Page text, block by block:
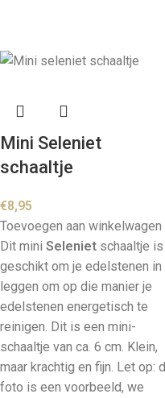
Mini Seleniet
schaaltje
€8,95
Toevoegen aan winkelwagen
Dit mini Seleniet schaaltje is
geschikt om je edelstenen in
leggen om op die manier je
edelstenen energetisch te
reinigen. Dit is een mini-
schaaltje van ca. 6 cm. Klein,
maar krachtig en fijn. Let op:
foto is een voorbeeld, we